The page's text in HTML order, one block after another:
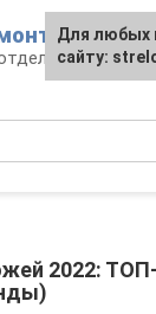
работы и
2022:
Для любых
сайту:
Для любых
сайту: